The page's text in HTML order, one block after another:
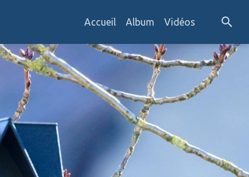
Accueil Album Vidéos